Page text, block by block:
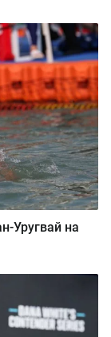
Уругвай на